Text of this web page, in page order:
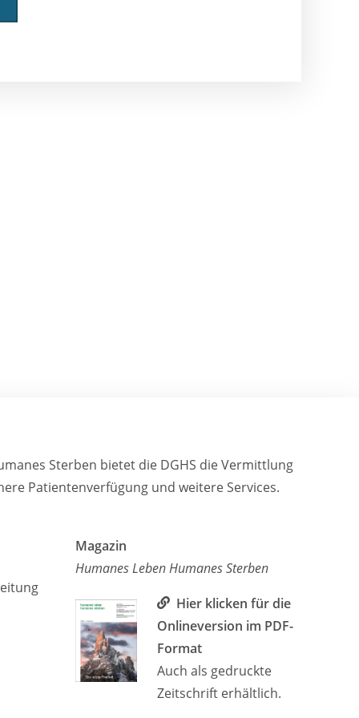
Sterben bietet die DGHS die Vermittlung
Patientenverfügung und weitere Services.
Magazin
Humanes Leben Humanes Sterben
Hier klicken für die
Onlineversion im PDF-
Format
Auch als gedruckte
Zeitschrift erhältlich.